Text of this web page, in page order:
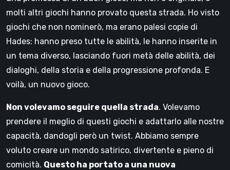
molti altri giochi hanno provato questa strada. Ho visto
giochi che non nominerò, ma erano palesi copie di
Hades: hanno preso tutte le abilità, le hanno inserite in
un tema diverso, lasciando fuori metà delle abilità, dei
dialoghi, della storia e della progressione profonda. E
voilà, un nuovo gioco.
Non volevamo seguire quella strada. Volevamo
prendere il meglio di questi giochi e adattarlo alle nostre
capacità, dandogli però un twist. Abbiamo sempre
voluto creare un mondo satirico, divertente e pieno di
comicità. Questo ha portato a una nuova